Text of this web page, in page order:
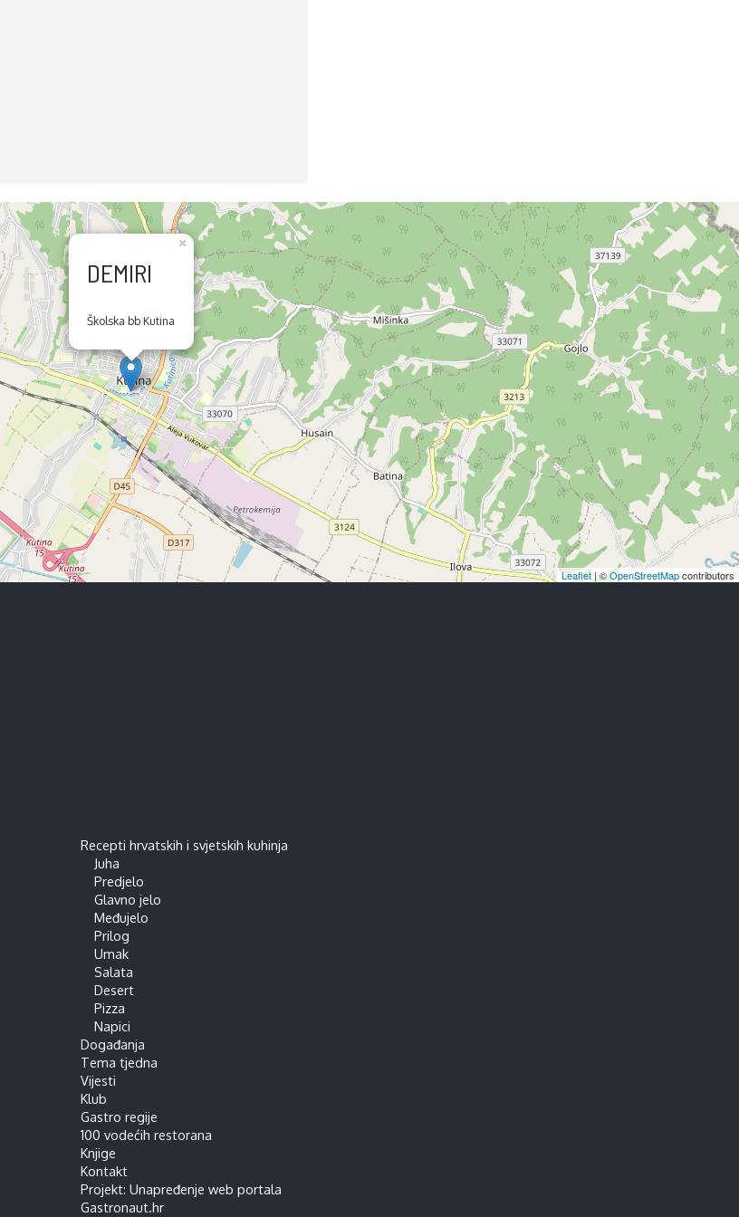
DEMIRI
Školska bb Kutina
×
Leaflet | ©OpenStreetMapcontributors
Recepti hrvatskih i svjetskih kuhinja
Juha
Predjelo
Glavno jelo
Međujelo
Prilog
Umak
Salata
Desert
Pizza
Napici
Događanja
Tema tjedna
Vijesti
Klub
Gastro regije
100 vodećih restorana
Knjige
Kontakt
Projekt: Unapređenje web portala
Gastronaut.hr